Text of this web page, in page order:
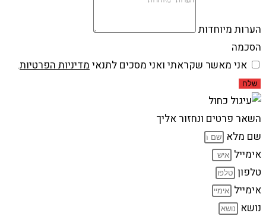
הערות מיוחדות
הסכמה
אני מאשר שקראתי ואני מסכים לתנאי מדיניות הפרטיות.
שלח
השאר פרטים ונחזור אליך
שם מלא
אימייל
טלפון
אימייל
נושא